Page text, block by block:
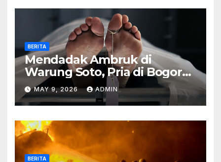
BERITA
Mendadak Ambruk di
Warung Soto, Pria di Bogor
Meninggal Sebelum Makan
MAY 9, 2026 ADMIN
BERITA